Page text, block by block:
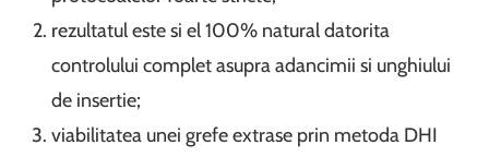
rezultatul este si el 100% natural datorita
controlului complet asupra adancimii si unghiului
de insertie;
viabilitatea unei grefe extrase prin metoda DHI